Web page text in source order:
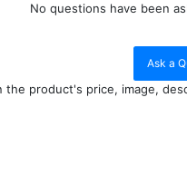
No questions have been
Ask a
product's price, image,